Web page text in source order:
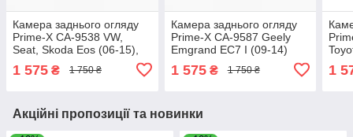
Камера заднього огляду
Prime-X CA-9538 VW,
Seat, Skoda Eos (06-15),
Polo V (09-20), Golf VI (08-
12), Ibiza (6J)
1 575 ₴ 1 750 ₴
Камера заднього огляду
Prime-X CA-9587 Geely
Emgrand EC7 I (09-14)
1 575₴ 1 750 ₴
09),
1
Акційні пропозиції та новинки